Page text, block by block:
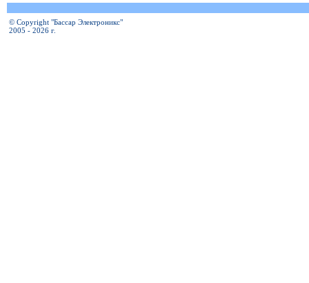
© Copyright "Бассар Электроникс"
2005 - 2026 г.